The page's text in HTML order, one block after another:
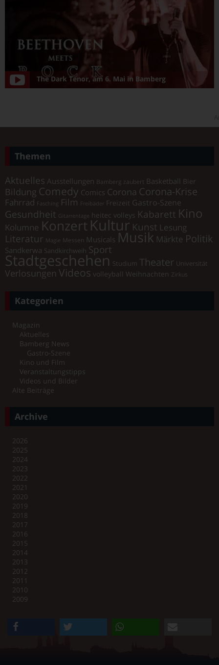
The Dark Tenor, am 6. Mai in Bamberg
Themen
Aktuelles Ausstellungen Bamberg zaubert Basketball Bier
Bildung Comedy Comics Corona Corona-Krise
Fahrrad Fasching Film Freibäder Freizeit Gastro-Szene
Gesundheit Gitarrentage heitec volleys Kabarett Kino
Kolumne Konzert Kultur Kunst Lesung
Literatur Magie Messen Musicals Musik Märkte Politik
Sandkerwa Sandkirchweih Sport
Stadtgeschehen Studium Theater Universität
Verlosungen Videos volleyball Weihnachten Zirkus
Kategorien
Magazin
Aktuelles
Bamberg News
Gastro-Szene
Kino und Film
Veranstaltungstipps
Videos und Bilder
Alte Beiträge
Archive
2026
2025
2024
2023
2022
2021
2020
2019
2018
2017
2016
2015
2014
2013
2012
2011
2010
2009